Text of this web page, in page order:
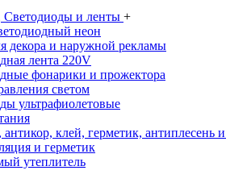
Светодиоды и ленты +
неон
декора и наружной рекламы
лента 220V
фонарики и прожектора
светом
ультрафиолетовые
клей, герметик, антиплесень
и герметик
утеплитель